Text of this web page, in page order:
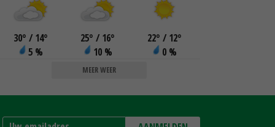
30° / 14°
5 %
25° / 16°
10 %
22° / 12°
0 %
MEER WEER